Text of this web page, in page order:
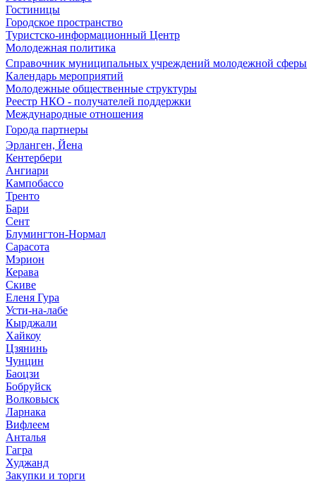
Гостиницы
Городское пространство
Туристско-информационный Центр
Молодежная политика
Справочник муниципальных учреждений молодежной сферы
Календарь мероприятий
Молодежные общественные структуры
Реестр НКО - получателей поддержки
Международные отношения
Города партнеры
Эрланген, Йена
Кентербери
Ангиари
Кампобассо
Тренто
Бари
Сент
Блумингтон-Нормал
Сарасота
Мэрион
Керава
Скиве
Еленя Гура
Усти-на-лабе
Кырджали
Хайкоу
Цзянинь
Чунцин
Баоцзи
Бобруйск
Волковыск
Ларнака
Вифлеем
Анталья
Гагра
Худжанд
Закупки и торги